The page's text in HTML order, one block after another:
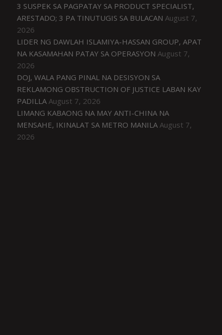
3 SUSPEK SA PAGPATAY SA PRODUCT SPECIALIST,
ARESTADO; 3 PA TINUTUGIS SA BULACAN August 7,
2026
LIDER NG DAWLAH ISLAMIYA-HASSAN GROUP, APAT
NA KASAMAHAN PATAY SA OPERASYON August 7,
2026
DOJ, WALA PANG PINAL NA DESISYON SA
REKLAMONG OBSTRUCTION OF JUSTICE LABAN KAY
PADILLA August 7, 2026
LIMANG KABAONG NA MAY ANTI-CHINA NA
MENSAHE, IKINALAT SA METRO MANILA August 7,
2026